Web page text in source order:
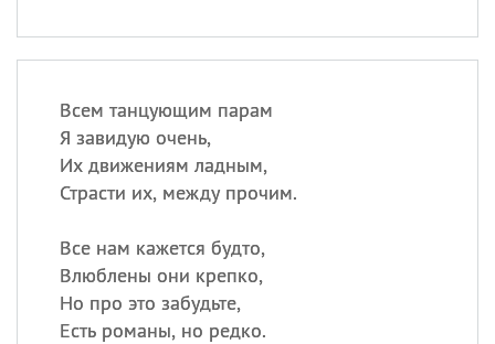
Всем танцующим парам
Я завидую очень,
Их движениям ладным,
Страсти их, между прочим.
Все нам кажется будто,
Влюблены они крепко,
Но про это забудьте,
Есть романы, но редко.